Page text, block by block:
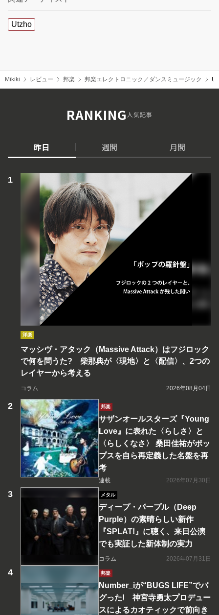
Utzho
Mikiki レビュー 邦楽 邦楽エレクトロニック／ダンスミュージック
RANKING人気記事
昨日 週間 月間
洋楽
マッシヴ・アタック（Massive Attack）はフジロック
で何を問うた? 柴那典が〈現地〉と〈配信〉、2つの
レイヤーから考える
コラム 2026年08月04日
邦楽
サザンオールスターズ『Young
Love』に表れた〈らしさ〉と
〈らしくなさ〉 桑田佳祐がポッ
プスを自ら再定義した名盤を再
考
連載 2026年07月30日
メタル
ディープ・パープル（Deep
Purple）の素晴らしい新作
『SPLAT!』に聴く、来日公演
でも実証した新体制の実力
コラム 2026年07月31日
邦楽
Number_iが“BUGS LIFE”でバ
グった! 神宮寺勇太プロデュー
スによるカオティックで前向き